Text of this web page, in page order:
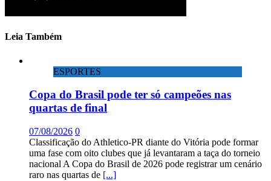
Leia Também
ESPORTES
Copa do Brasil pode ter só campeões nas
quartas de final
07/08/2026 0
Classificação do Athletico-PR diante do Vitória pode formar
uma fase com oito clubes que já levantaram a taça do torneio
nacional A Copa do Brasil de 2026 pode registrar um cenário
raro nas quartas de [...]